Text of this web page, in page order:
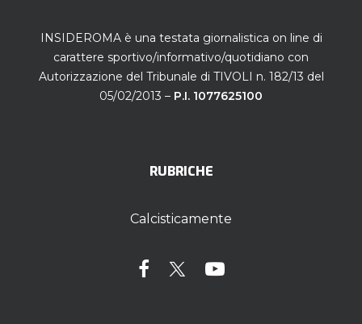
INSIDEROMA è una testata giornalistica on line di
carattere sportivo/informativo/quotidiano con
Autorizzazione del Tribunale di TIVOLI n. 182/13 del
05/02/2013 – P.I. 1077625100
RUBRICHE
Calcisticamente